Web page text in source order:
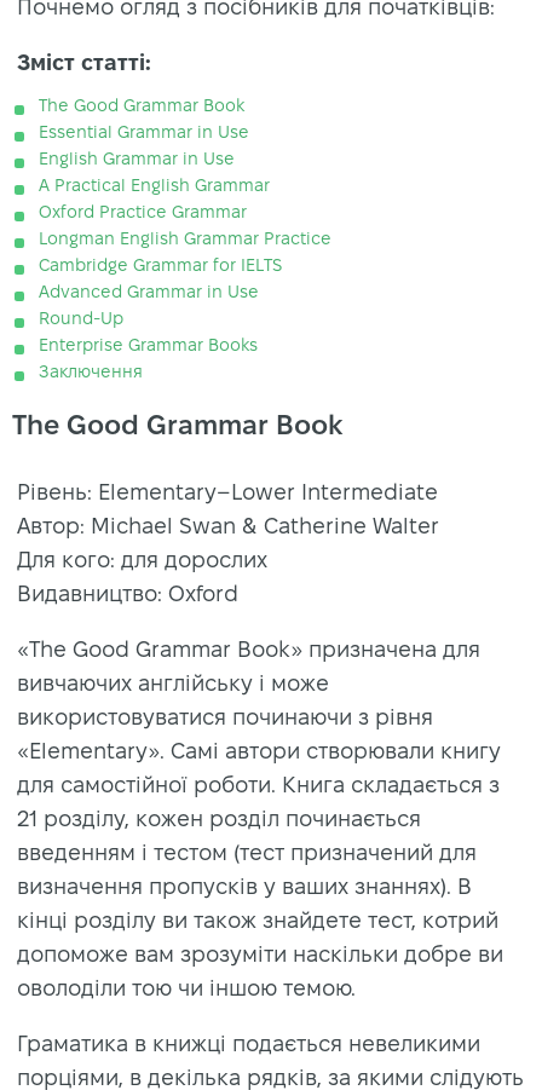
Почнемо огляд з посібників для початківців:
Зміст статті:
The Good Grammar Book
Essential Grammar in Use
English Grammar in Use
A Practical English Grammar
Oxford Practice Grammar
Longman English Grammar Practice
Cambridge Grammar for IELTS
Advanced Grammar in Use
Round-Up
Enterprise Grammar Books
Заключення
The Good Grammar Book
Рівень: Elementary–Lower Intermediate
Автор: Michael Swan & Catherine Walter
Для кого: для дорослих
Видавництво: Oxford
«The Good Grammar Book» призначена для
вивчаючих англійську і може
використовуватися починаючи з рівня
«Elementary». Самі автори створювали книгу
для самостійної роботи. Книга складається з
21 розділу, кожен розділ починається
введенням і тестом (тест призначений для
визначення пропусків у ваших знаннях). В
кінці розділу ви також знайдете тест, котрий
допоможе вам зрозуміти наскільки добре ви
оволоділи тою чи іншою темою.
Граматика в книжці подається невеликими
порціями, в декілька рядків, за якими слідують